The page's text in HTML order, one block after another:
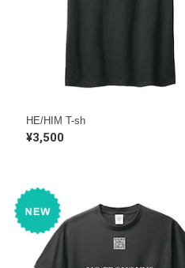
HE/HIM T-sh
¥3,500